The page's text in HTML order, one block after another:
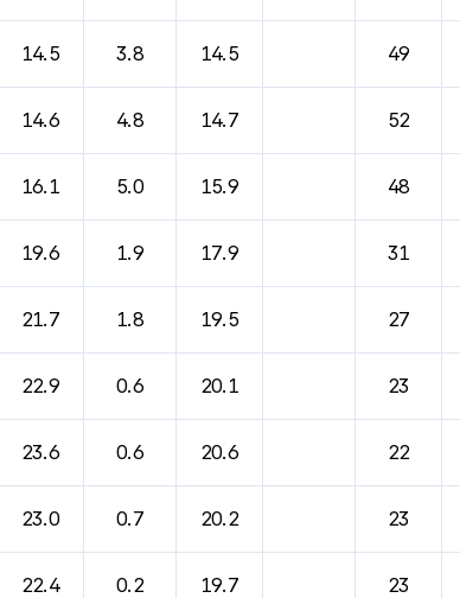
14.5 3.8 14.5 49
14.6 4.8 14.7 52
16.1 5.0 15.9 48
19.6 1.9 17.9 31
21.7 1.8 19.5 27
22.9 0.6 20.1 23
23.6 0.6 20.6 22
23.0 0.7 20.2 23
22.4 0.2 19.7 23